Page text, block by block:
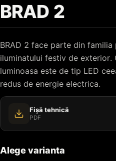
BRAD 2
BRAD 2 face parte din
iluminatului festiv de exterior.
luminoasa este de tip LED
redus de energie electrica.
Fișă tehnică
PDF
Alege varianta